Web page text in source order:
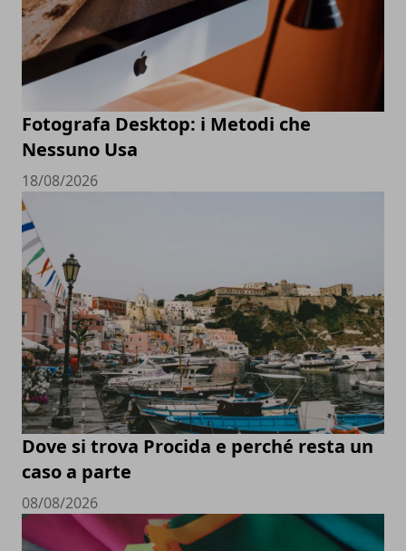
Fotografa Desktop: i Metodi che
Nessuno Usa
18/08/2026
Dove si trova Procida e perché resta un
caso a parte
08/08/2026